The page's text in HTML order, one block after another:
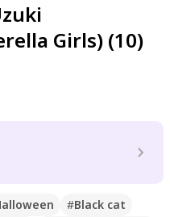
Girls) (10)
#Black cat